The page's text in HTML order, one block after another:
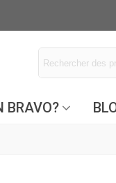
BRAVO?